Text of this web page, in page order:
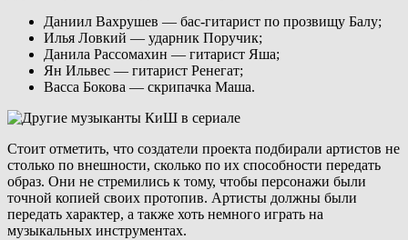
Даниил Вахрушев — бас-гитарист по прозвищу Балу;
Илья Ловкий — ударник Поручик;
Данила Рассомахин — гитарист Яша;
Ян Ильвес — гитарист Ренегат;
Васса Бокова — скрипачка Маша.
Стоит отметить, что создатели проекта подбирали артистов не
столько по внешности, сколько по их способности передать
образ. Они не стремились к тому, чтобы персонажи были
точной копией своих протопив. Артисты должны были
передать характер, а также хоть немного играть на
музыкальных инструментах.